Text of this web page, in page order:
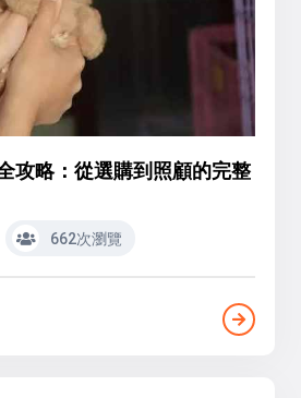
攻略：從選購到照顧的完整
662次瀏覽